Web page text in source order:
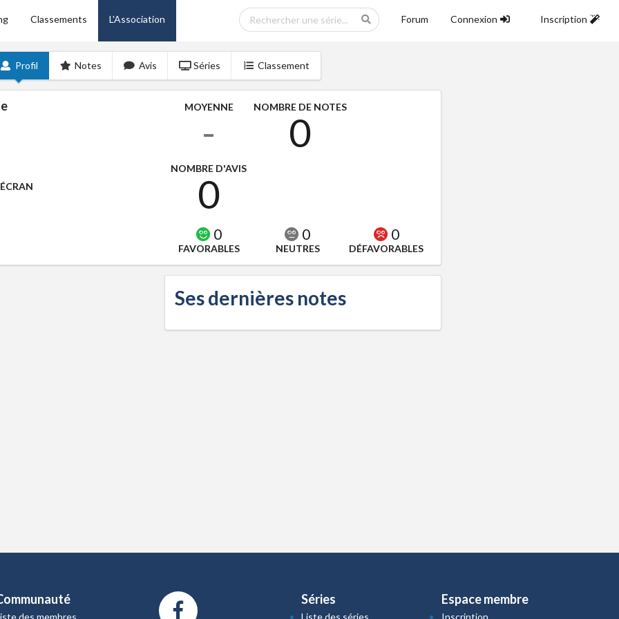
Classements L'Association Forum Connexion Inscription
Profil Notes Avis Séries Classement
MOYENNE
-
NOMBRE DE NOTES
0
NOMBRE D'AVIS
0
0
FAVORABLES
0
NEUTRES
0
DÉFAVORABLES
Ses dernières notes
des membres
Séries
Liste des séries
Espace membre
Inscription